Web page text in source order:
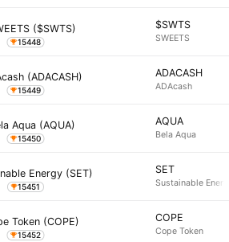
15448
$SWTS
SWEETS
15449
ADACASH
ADAcash
15450
AQUA
Bela Aqua
15451
SET
Sustainable
15452
COPE
Cope Token